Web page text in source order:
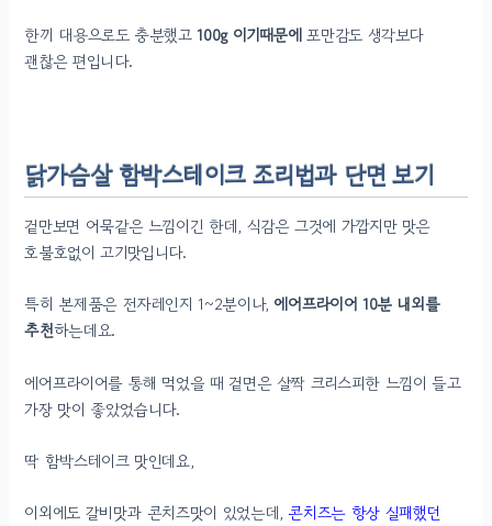
한끼 대용으로도 충분했고100g 이기때문에포만감도 생각보다
괜찮은 편입니다.
닭가슴살 함박스테이크 조리법과 단면 보기
겉만보면 어묵같은 느낌이긴 한데, 식감은 그것에 가깝지만 맛은
호불호없이 고기맛입니다.
특히 본제품은 전자레인지 1~2분이나, 에어프라이어 10분 내외를
추천하는데요.
에어프라이어를 통해 먹었을 때 겉면은 살짝 크리스피한 느낌이 들고
가장 맛이 좋았었습니다.
딱 함박스테이크 맛인데요,
이외에도 갈비맛과 콘치즈맛이 있었는데, 콘치즈는 항상 실패했던